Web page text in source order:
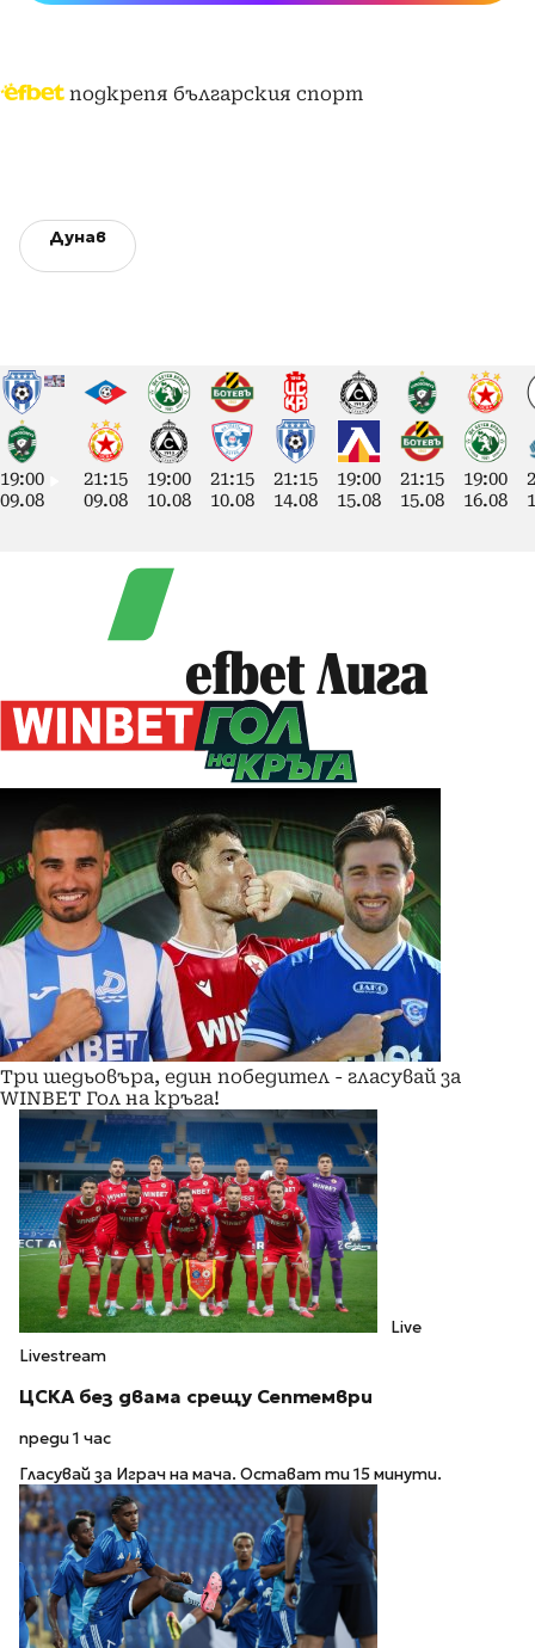
подкрепя българския спорт
Дунав
19:00
09.08
21:15
09.08
19:00
10.08
21:15
10.08
21:15
14.08
19:00
15.08
21:15
15.08
19:00
16.08
efbet Лига
Три шедьовъра, един победител - гласувай за
WINBET Гол на кръга!
Live
Livestream
ЦСКА без двама срещу Септември
преди 1 час
Гласувай за Играч на мача. Остават ти 15 минути.